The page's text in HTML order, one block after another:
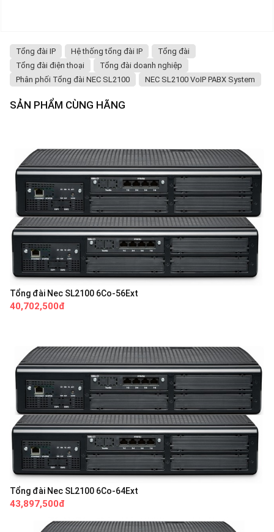
Tổng đài IP Hệ thống tổng đài IP
Tổng đài
Tổng đài điện thoại
Tổng đài doanh nghiệp
Phân phối Tổng đài NEC SL2100
NEC SL2100 VoIP PABX System
SẢN PHẨM CÙNG HÃNG
Tổng đài Nec SL2100 6Co-56Ext
40,702,500đ
Tổng đài Nec SL2100 6Co-64Ext
43,897,500đ